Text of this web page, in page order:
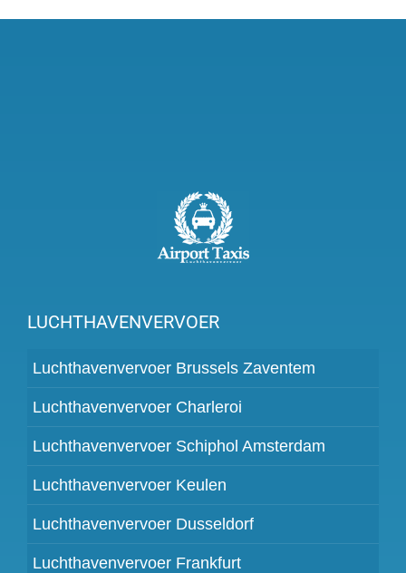
LUCHTHAVENVERVOER
Luchthavenvervoer Brussels Zaventem
Luchthavenvervoer Charleroi
Luchthavenvervoer Schiphol Amsterdam
Luchthavenvervoer Keulen
Luchthavenvervoer Dusseldorf
Luchthavenvervoer Frankfurt